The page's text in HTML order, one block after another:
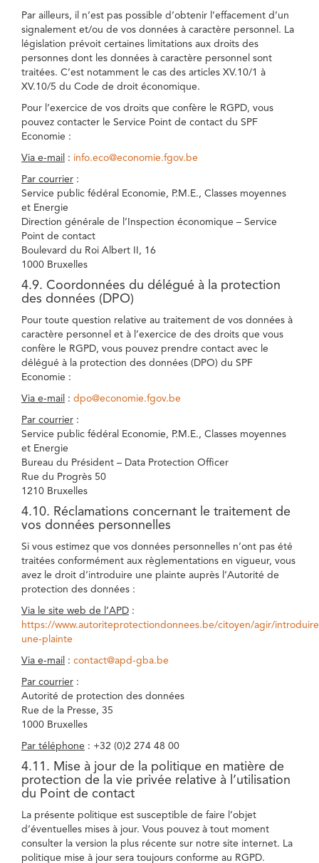
Par ailleurs, il n’est pas possible d’obtenir l’effacement d’un
signalement et/ou de vos données à caractère personnel. La
législation prévoit certaines limitations aux droits des
personnes dont les données à caractère personnel sont
traitées. C’est notamment le cas des articles XV.10/1 à
XV.10/5 du Code de droit économique.
Pour l’exercice de vos droits que confère le RGPD, vous
pouvez contacter le Service Point de contact du SPF
Economie :
Via e-mail : info.eco@economie.fgov.be
Par courrier :
Service public fédéral Economie, P.M.E., Classes moyennes
et Energie
Direction générale de l’Inspection économique – Service
Point de contact
Boulevard du Roi Albert II, 16
1000 Bruxelles
4.9. Coordonnées du délégué à la protection
des données (DPO)
Pour toute question relative au traitement de vos données à
caractère personnel et à l’exercice de des droits que vous
confère le RGPD, vous pouvez prendre contact avec le
délégué à la protection des données (DPO) du SPF
Economie :
Via e-mail : dpo@economie.fgov.be
Par courrier :
Service public fédéral Economie, P.M.E., Classes moyennes
et Energie
Bureau du Président – Data Protection Officer
Rue du Progrès 50
1210 Bruxelles
4.10. Réclamations concernant le traitement de
vos données personnelles
Si vous estimez que vos données personnelles n’ont pas été
traitées conformément aux règlementations en vigueur, vous
avez le droit d’introduire une plainte auprès l’Autorité de
protection des données :
Via le site web de l’APD :
https://www.autoriteprotectiondonnees.be/citoyen/agir/
une-plainte
Via e-mail : contact@apd-gba.be
Par courrier :
Autorité de protection des données
Rue de la Presse, 35
1000 Bruxelles
Par téléphone : +32 (0)2 274 48 00
4.11. Mise à jour de la politique en matière de
protection de la vie privée relative à l’utilisation
du Point de contact
La présente politique est susceptible de faire l’objet
d’éventuelles mises à jour. Vous pouvez à tout moment
consulter la version la plus récente sur notre site internet. La
politique mise à jour sera toujours conforme au RGPD.